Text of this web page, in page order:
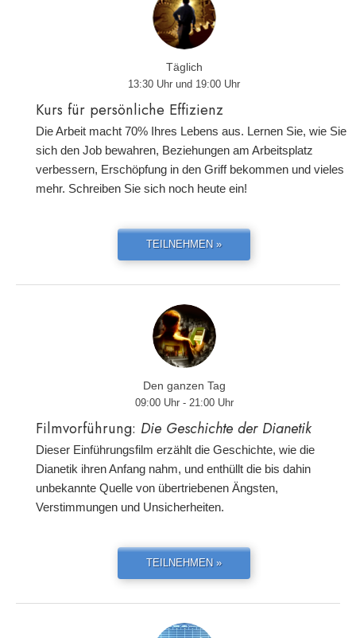
Täglich
13:30 Uhr und 19:00 Uhr
Kurs für persönliche Effizienz
Die Arbeit macht 70% Ihres Lebens aus. Lernen Sie, wie Sie
sich den Job bewahren, Beziehungen am Arbeitsplatz
verbessern, Erschöpfung in den Griff bekommen und vieles
mehr. Schreiben Sie sich noch heute ein!
TEILNEHMEN »
Den ganzen Tag
09:00 Uhr - 21:00 Uhr
Filmvorführung: Die Geschichte der Dianetik
Dieser Einführungsfilm erzählt die Geschichte, wie die
Dianetik ihren Anfang nahm, und enthüllt die bis dahin
unbekannte Quelle von übertriebenen Ängsten,
Verstimmungen und Unsicherheiten.
TEILNEHMEN »